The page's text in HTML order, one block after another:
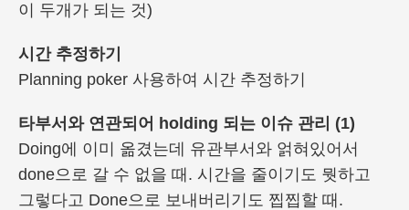
이 두개가 되는 것)
시간 추정하기
Planning poker 사용하여 시간 추정하기
타부서와 연관되어 holding 되는 이슈 관리 (1)
Doing에 이미 옮겼는데 유관부서와 얽혀있어서
done으로 갈 수 없을 때. 시간을 줄이기도 뭣하고
그렇다고 Done으로 보내버리기도 찝찝할 때.